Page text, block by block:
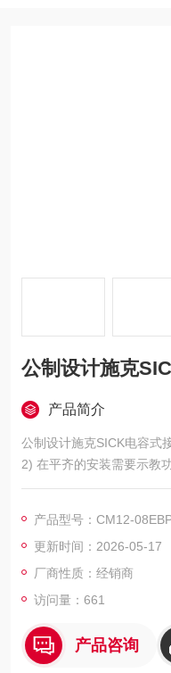
公制设计施克
产品简介
公制设计施克SICK电容式
2) 在平齐的安装需要示教
3) 低于 0°C 时导线不能发
产品型号：CM12-
更新时间：2026-05-17
厂商性质：经销商
访问量：661
产品咨询